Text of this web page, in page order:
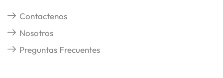
Contactenos
Nosotros
Preguntas Frecuentes